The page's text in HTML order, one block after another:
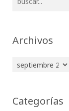
Archivos
Archivos
Categorías